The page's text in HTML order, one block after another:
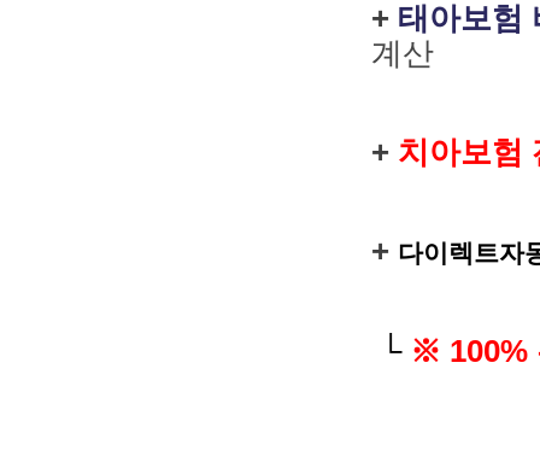
+ 태아보험
계산
+ 치아보험
+ 다이렉트자
└※ 100%